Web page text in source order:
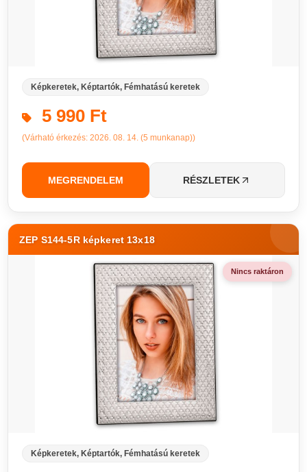
Képkeretek, Képtartók, Fémhatású keretek
5 990 Ft
(Várható érkezés: 2026. 08. 14. (5 munkanap))
MEGRENDELEM RÉSZLETEK
ZEP S144-5R képkeret 13x18
Nincs raktáron
Képkeretek, Képtartók, Fémhatású keretek